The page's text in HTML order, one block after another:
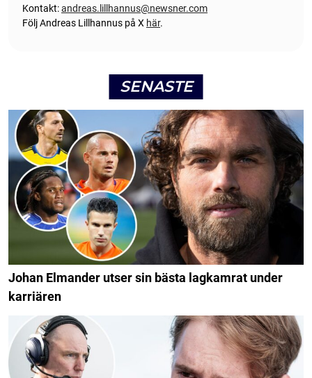
Kontakt:andreas.lillhannus@newsner.com
Följ Andreas Lillhannus på X här.
SENASTE
Johan Elmander utser sin bästa lagkamrat under
karriären